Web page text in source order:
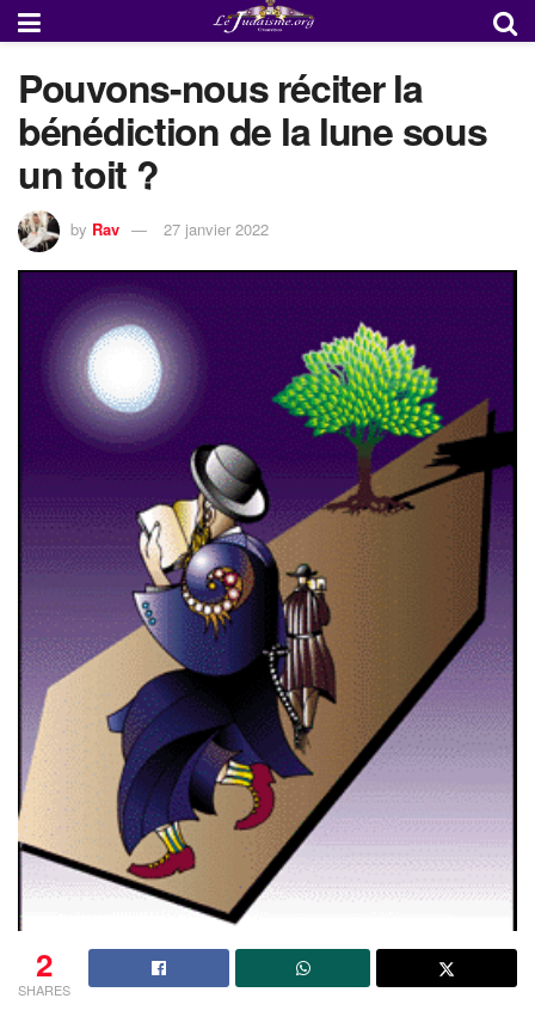
Pouvons-nous réciter la
bénédiction de la lune sous
un toit ?
by Rav 27 janvier 2022
2
SHARES